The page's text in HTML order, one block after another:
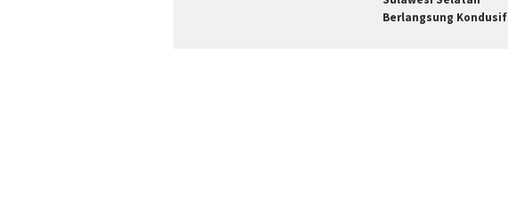
Berlangsung Kondusif